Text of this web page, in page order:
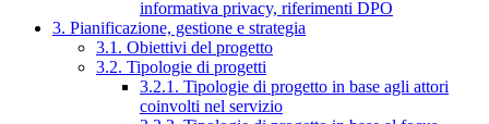
informativa privacy, riferimenti DPO
3. Pianificazione, gestione e strategia
3.1. Obiettivi del progetto
3.2. Tipologie di progetti
3.2.1. Tipologie di progetto in base agli attori
coinvolti nel servizio